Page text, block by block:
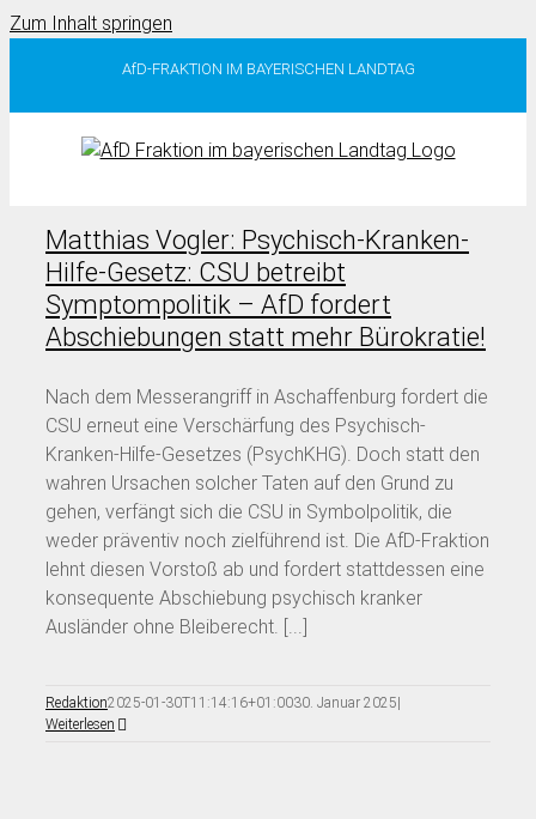
Zum Inhalt springen
AfD-FRAKTION IM BAYERISCHEN LANDTAG
Matthias Vogler: Psychisch-Kranken-
Hilfe-Gesetz: CSU betreibt
Symptompolitik – AfD fordert
Abschiebungen statt mehr Bürokratie!
Nach dem Messerangriff in Aschaffenburg fordert die
CSU erneut eine Verschärfung des Psychisch-
Kranken-Hilfe-Gesetzes (PsychKHG). Doch statt den
wahren Ursachen solcher Taten auf den Grund zu
gehen, verfängt sich die CSU in Symbolpolitik, die
weder präventiv noch zielführend ist. Die AfD-Fraktion
lehnt diesen Vorstoß ab und fordert stattdessen eine
konsequente Abschiebung psychisch kranker
Ausländer ohne Bleiberecht. [...]
Redaktion2025-01-30T11:14:16+01:0030. Januar 2025|
Weiterlesen